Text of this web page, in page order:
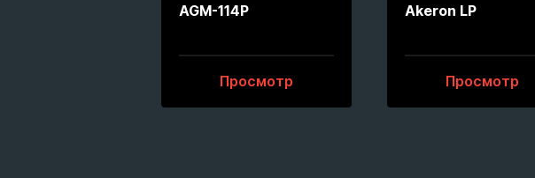
AGM-114P
Просмотр
Akeron LP
Просмотр